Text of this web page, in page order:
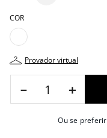
COR
provador virtual
＋
－
Ou se preferir